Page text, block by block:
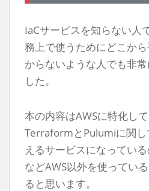
IaCサービスを知らない人
務上で使うためにどこか
からないような人でも非
した。
本の内容はAWSに特化して
TerraformとPulumiに関し
えるサービスになってい
などAWS以外を使ってい
ると思います。